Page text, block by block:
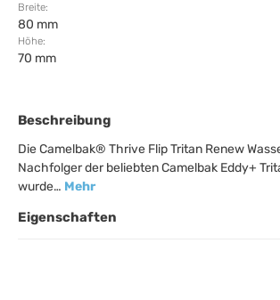
Breite:
80 mm
Höhe:
70 mm
Beschreibung
Die Camelbak® Thrive Flip Tritan Renew
Nachfolger der beliebten Camelbak Eddy+
wurde… Mehr
Eigenschaften